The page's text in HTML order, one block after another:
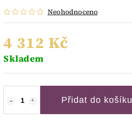
Neohodnoceno
4 312 Kč
Skladem
Přidat do košíku